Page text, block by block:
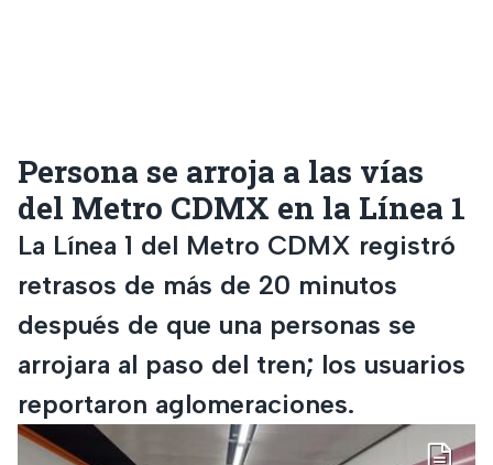
Persona se arroja a las vías
del Metro CDMX en la Línea 1
La Línea 1 del Metro CDMX registró
retrasos de más de 20 minutos
después de que una personas se
arrojara al paso del tren; los usuarios
reportaron aglomeraciones.